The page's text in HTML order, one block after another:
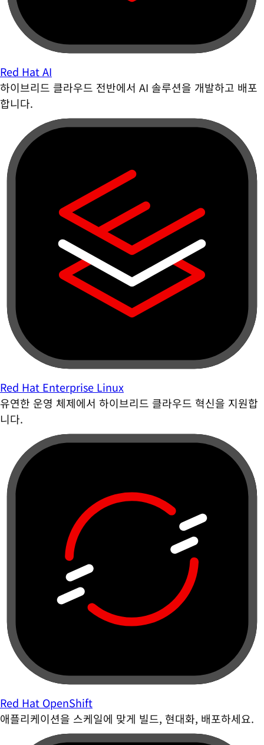
Red Hat AI
하이브리드 클라우드 전반에서 AI 솔루션을 개발하고 배포
합니다.
Red Hat Enterprise Linux
유연한 운영 체제에서 하이브리드 클라우드 혁신을 지원합
니다.
Red Hat OpenShift
애플리케이션을 스케일에 맞게 빌드, 현대화, 배포하세요.